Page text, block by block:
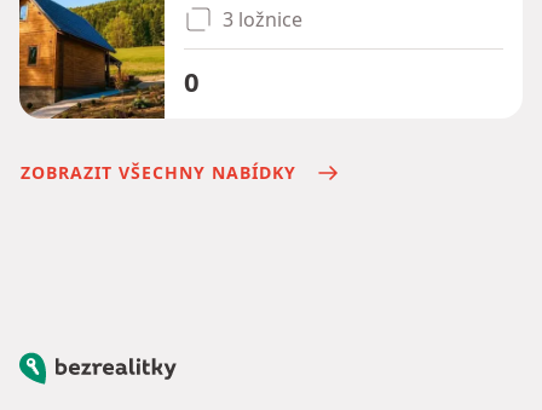
3 ložnice
0
ZOBRAZIT VŠECHNY NABÍDKY
Bezrealitky